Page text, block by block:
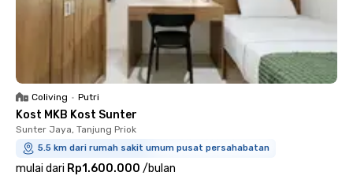
Coliving • Putri
Kost MKB Kost Sunter
Sunter Jaya, Tanjung Priok
5.5 km dari rumah sakit umum pusat persahabatan
mulai dari Rp1.600.000 /bulan